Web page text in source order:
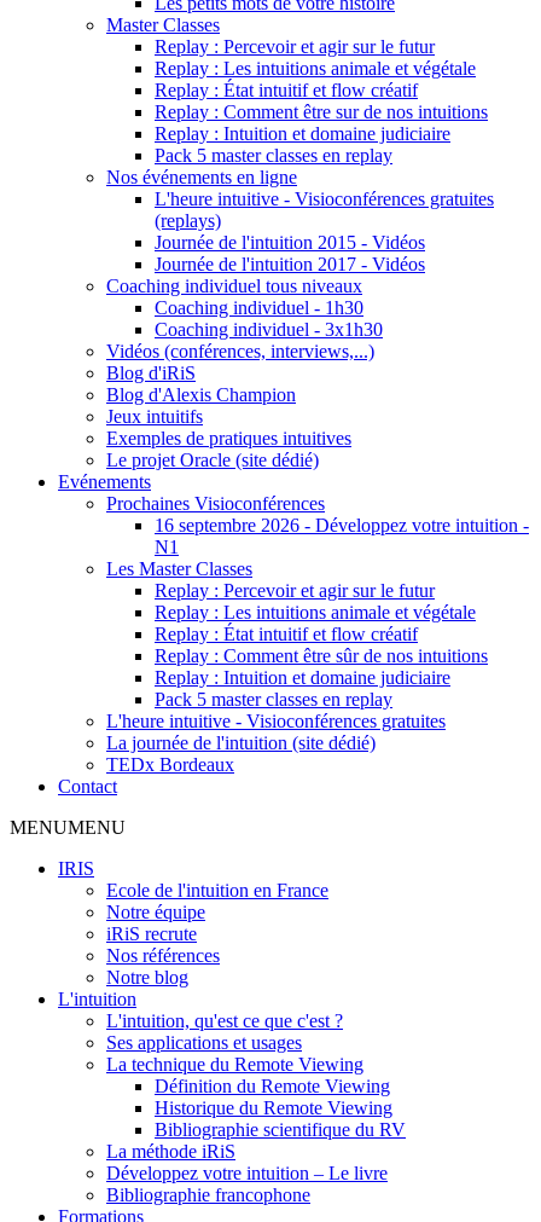
Master Classes
Replay : Percevoir et agir sur le futur
Replay : Les intuitions animale et végétale
Replay : État intuitif et flow créatif
Replay : Comment être sur de nos intuitions
Replay : Intuition et domaine judiciaire
Pack 5 master classes en replay
Nos événements en ligne
L'heure intuitive - Visioconférences gratuites
(replays)
Journée de l'intuition 2015 - Vidéos
Journée de l'intuition 2017 - Vidéos
Coaching individuel tous niveaux
Coaching individuel - 1h30
Coaching individuel - 3x1h30
Vidéos (conférences, interviews,...)
Blog d'iRiS
Blog d'Alexis Champion
Jeux intuitifs
Exemples de pratiques intuitives
Le projet Oracle (site dédié)
Evénements
Prochaines Visioconférences
16 septembre 2026 - Développez votre intuition -
N1
Les Master Classes
Replay : Percevoir et agir sur le futur
Replay : Les intuitions animale et végétale
Replay : État intuitif et flow créatif
Replay : Comment être sûr de nos intuitions
Replay : Intuition et domaine judiciaire
Pack 5 master classes en replay
L'heure intuitive - Visioconférences gratuites
La journée de l'intuition (site dédié)
TEDx Bordeaux
Contact
MENUMENU
IRIS
Ecole de l'intuition en France
Notre équipe
iRiS recrute
Nos références
Notre blog
L'intuition
L'intuition, qu'est ce que c'est ?
Ses applications et usages
La technique du Remote Viewing
Définition du Remote Viewing
Historique du Remote Viewing
Bibliographie scientifique du RV
La méthode iRiS
Développez votre intuition – Le livre
Bibliographie francophone
Formations